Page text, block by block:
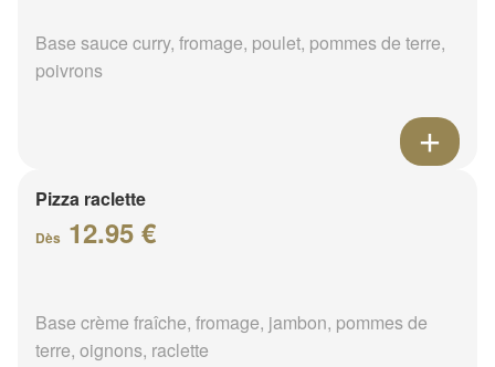
Base sauce curry, fromage, poulet, pommes de terre,
poivrons
Pizza raclette
Dès 12.95 €
Base crème fraîche, fromage, jambon, pommes de
terre, oignons, raclette